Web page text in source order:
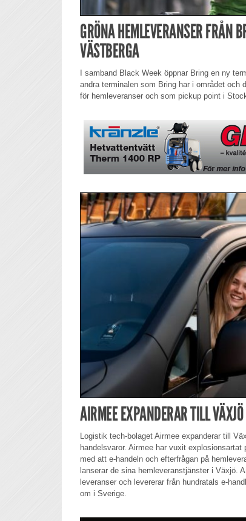
GRÖNA HEMLEVERANSER FRÅN
VÄSTBERGA
I samband Black Week öppnar Bring en ny
andra terminalen som Bring har i området och
för hemleveranser och som pickup point i
AIRMEE EXPANDERAR TILL VÄXJÖ
Logistik tech-bolaget Airmee expanderar till
handelsvaror. Airmee har vuxit
med att e-handeln och efterfrågan på
lanserar de sina hemleveranstjänster i Växjö.
leveranser och levererar från hundratals e-
om i Sverige.